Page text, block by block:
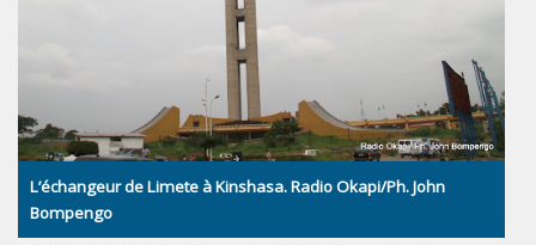
L’échangeur de Limete à Kinshasa. Radio Okapi/Ph. John
Bompengo